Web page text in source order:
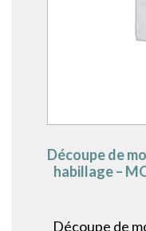
Découpe de
habillage –
Découpe de